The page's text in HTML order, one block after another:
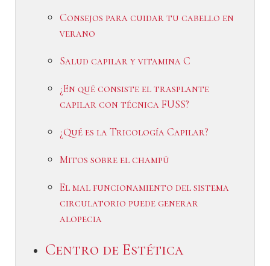
Consejos para cuidar tu cabello en
verano
Salud capilar y vitamina C
¿En qué consiste el trasplante
capilar con técnica FUSS?
¿Qué es la Tricología Capilar?
Mitos sobre el champú
El mal funcionamiento del sistema
circulatorio puede generar
alopecia
Centro de Estética